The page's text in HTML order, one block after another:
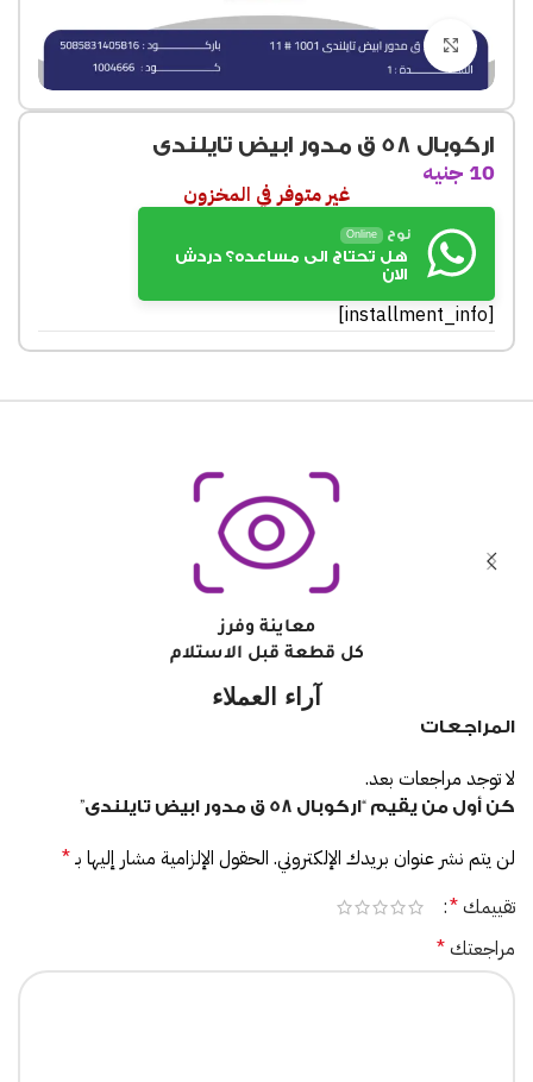
Click to enlarge
اركوبال 58 ق مدور ابيض تايلندى
10 جنيه
غير متوفر في المخزون
نوح Online
هل تحتاج الى مساعده؟ دردش
الان
[installment_info]
معاينة وفرز
كل قطعة قبل الاستلام
آراء العملاء
المراجعات
لا توجد مراجعات بعد.
كن أول من يقيم “اركوبال 58 ق مدور ابيض تايلندى”
لن يتم نشر عنوان بريدك الإلكتروني. الحقول الإلزامية مشار إليها بـ*
تقييمك*
مراجعتك*